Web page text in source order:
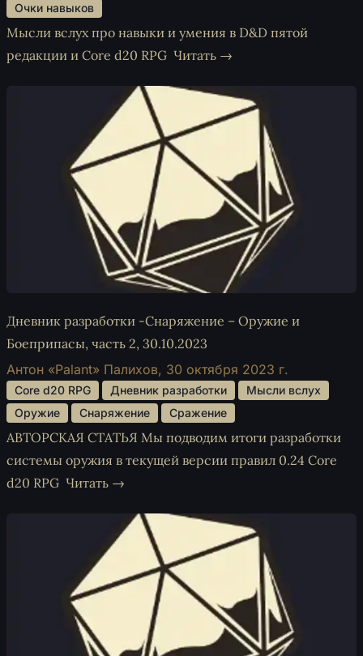
Очки навыков
Мысли вслух про навыки и умения в D&D пятой
редакции и Core d20 RPG Читать →
Дневник разработки -Снаряжение – Оружие и
Боеприпасы, часть 2, 30.10.2023
Антон «Palant» Палихов, 30 октября 2023 г.
Core d20 RPG Дневник разработки
Мысли вслух
Оружие
Снаряжение Сражение
АВТОРСКАЯ СТАТЬЯ Мы подводим итоги разработки
системы оружия в текущей версии правил 0.24 Core
d20 RPG Читать →